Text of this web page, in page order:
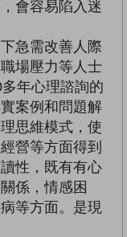
會容易陷入迷
急需改善人際
場壓力等人士
年心理諮詢的
案例和問題解
思維模式，使
營等方面得到
性，既有有心
係，情感困
等方面。是現